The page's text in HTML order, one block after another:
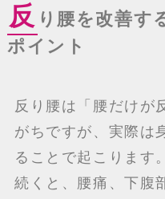
反 り腰を改善す
ポイント
反り腰は「腰だけが
がちですが、実際は
ることで起こります
続くと、腰痛、下腹